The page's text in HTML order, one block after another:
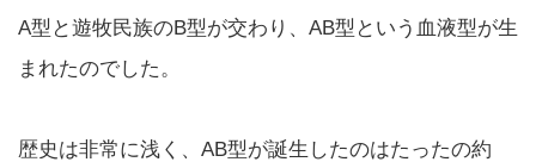
A型と遊牧民族のB型が交わり、AB型という血液型が生
まれたのでした。
歴史は非常に浅く、AB型が誕生したのはたったの約